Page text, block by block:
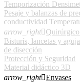
Temporización
Pesaje y balanzas de
conductividad
arrow_right
Bisturís, lancetas y
de disección
Protección y Seguridad
Material didáctico 3D
arrow_rightEnvases